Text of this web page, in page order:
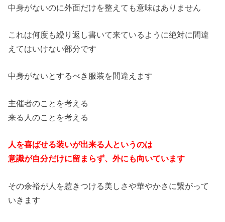
中身がないのに外面だけを整えても意味はありません
これは何度も繰り返し書いて来ているように絶対に間違
えてはいけない部分です
中身がないとするべき服装を間違えます
主催者のことを考える
来る人のことを考える
人を喜ばせる装いが出来る人というのは
意識が自分だけに留まらず、外にも向いています
その余裕が人を惹きつける美しさや華やかさに繋がって
いきます